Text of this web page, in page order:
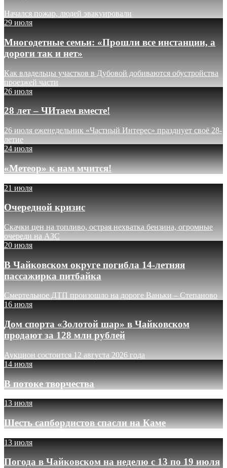
Начался пожар, людей эвакуировали
29 июля
Многодетные семьи: «Прошли все инстанции, а
дороги так и нет»
Как владельцы участков в Дубовой добиваются обустройства
проезжей части
26 июля
28 лет – ЧИтаем вместе!
26 июля еженедельник «Частный Интерес» празднует своё 28-
летие
24 июля
«Метеор» к нам мчится!
21 июля
Очередной кризис
Скачки цен на топливо, острая нехватка бензина, огромные
очереди на АЗС
20 июля
В Чайковском округе погибла 14-летняя
пассажирка питбайка
Смертельное ДТП произошло на дороге Ваньки – Степаново
16 июля
Дом спорта «Золотой шар» в Чайковском
продают за 128 млн рублей
Аукцион состоится 12 августа 2026 года
14 июля
В потоке творчества
13 июля
Шесть сапбордистов спасли на Каме
13 июля
Погода в Чайковском на неделю с 13 по 19 июля